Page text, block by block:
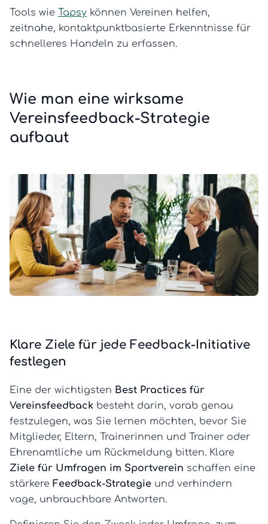
Tools wie Tapsy können Vereinen helfen,
zeitnahe, kontaktpunktbasierte Erkenntnisse für
schnelleres Handeln zu erfassen.
Wie man eine wirksame
Vereinsfeedback-Strategie
aufbaut
Klare Ziele für jede Feedback-Initiative
festlegen
Eine der wichtigsten Best Practices für
Vereinsfeedback besteht darin, vorab genau
festzulegen, was Sie lernen möchten, bevor Sie
Mitglieder, Eltern, Trainerinnen und Trainer oder
Ehrenamtliche um Rückmeldung bitten. Klare
Ziele für Umfragen im Sportverein schaffen eine
stärkere Feedback-Strategie und verhindern
vage, unbrauchbare Antworten.